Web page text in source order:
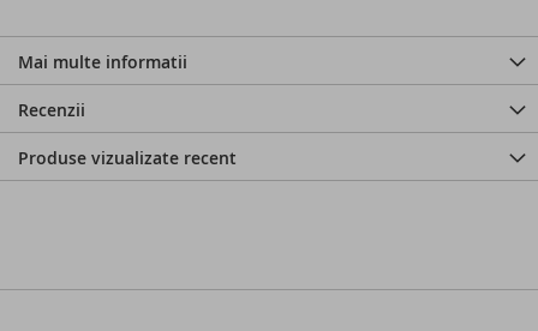
Mai multe informatii
Recenzii
Produse vizualizate recent